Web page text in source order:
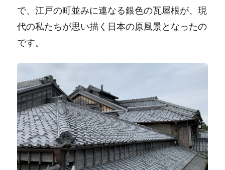
で、江戸の町並みに連なる銀色の瓦屋根が、現
代の私たちが思い描く日本の原風景となったの
です。